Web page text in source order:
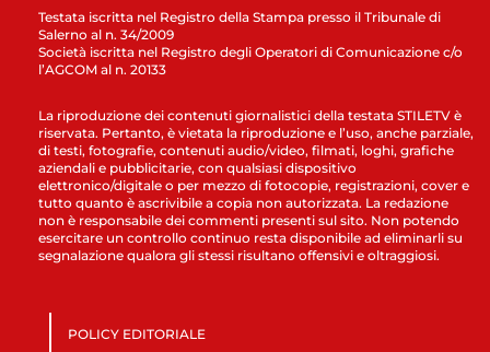
Testata iscritta nel Registro della Stampa presso il Tribunale di
Salerno al n. 34/2009
Società iscritta nel Registro degli Operatori di Comunicazione c/o
l’AGCOM al n. 20133
La riproduzione dei contenuti giornalistici della testata STILETV è
riservata. Pertanto, è vietata la riproduzione e l’uso, anche parziale,
di testi, fotografie, contenuti audio/video, filmati, loghi, grafiche
aziendali e pubblicitarie, con qualsiasi dispositivo
elettronico/digitale o per mezzo di fotocopie, registrazioni, cover e
tutto quanto è ascrivibile a copia non autorizzata. La redazione
non è responsabile dei commenti presenti sul sito. Non potendo
esercitare un controllo continuo resta disponibile ad eliminarli su
segnalazione qualora gli stessi risultano offensivi e oltraggiosi.
POLICY EDITORIALE